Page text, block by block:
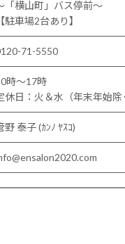
「横山町」バス停前〜
【駐車場2台あり】
71-5550
時～17時
休日：火＆水（年末年始除
野 泰子 (ｶﾝﾉ ﾔｽｺ)